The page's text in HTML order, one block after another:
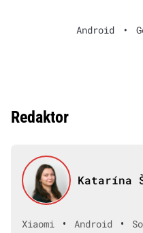
Android •
Redaktor
Katarína
Xiaomi • Android •